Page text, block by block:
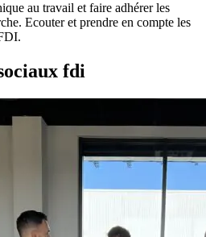
au travail et faire adhérer les
Ecouter et prendre en compte les
fdi